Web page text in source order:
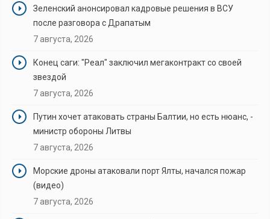
Зеленский анонсировал кадровые решения в ВСУ
после разговора с Драпатым
7 августа, 2026
Конец саги: "Реал" заключил мегаконтракт со своей
звездой
7 августа, 2026
Путин хочет атаковать страны Балтии, но есть нюанс, -
министр обороны Литвы
7 августа, 2026
Морские дроны атаковали порт Ялты, начался пожар
(видео)
7 августа, 2026